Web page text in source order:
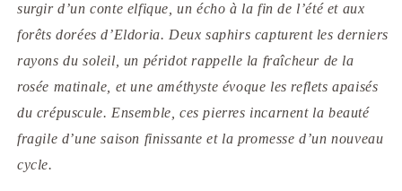
surgir d’un conte elfique, un écho à la fin de l’été et aux
forêts dorées d’Eldoria. Deux saphirs capturent les derniers
rayons du soleil, un péridot rappelle la fraîcheur de la
rosée matinale, et une améthyste évoque les reflets apaisés
du crépuscule. Ensemble, ces pierres incarnent la beauté
fragile d’une saison finissante et la promesse d’un nouveau
cycle.